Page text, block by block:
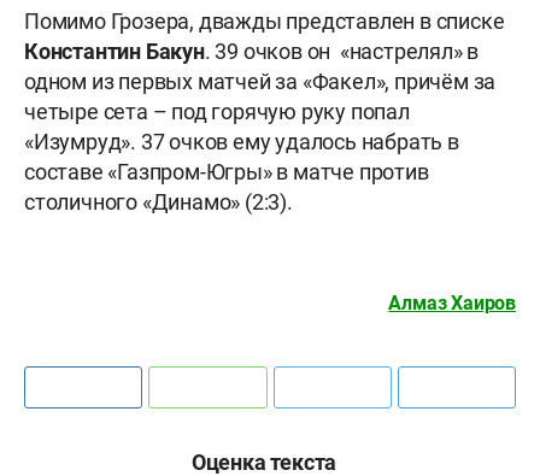
Помимо Грозера, дважды представлен в списке
Константин Бакун. 39 очков он «настрелял» в
одном из первых матчей за «Факел», причём за
четыре сета – под горячую руку попал
«Изумруд». 37 очков ему удалось набрать в
составе «Газпром-Югры» в матче против
столичного «Динамо» (2:3).
Алмаз Хаиров
Оценка текста